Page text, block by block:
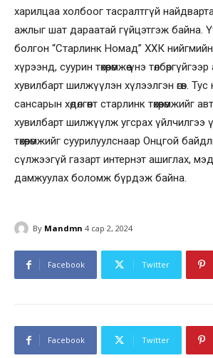
харилцаа холбоог тасралтгүй
ажлыг шат дараатай гүйцэтгэж байна.
болгон “Старлинк Номад” ХХК
хүрээнд, суурин төхөөрөмжөө үнэ
хувилбарт шилжүүлэн хүлээлгэн өгөв.
сансарын хөдөлгөөнт старлинк төхөөрөмжийг
хувилбарт шилжүүлж угсрах үйлчилгээ
төхөөрөмжийг суурилуулснаар Онцгой
сүлжээгүй газарт интернэт ашиглах,
дамжуулах боломж бүрдэж байна.
By Mandmn 4 сар 2, 2024
Facebook Twitter
Facebook Twitter